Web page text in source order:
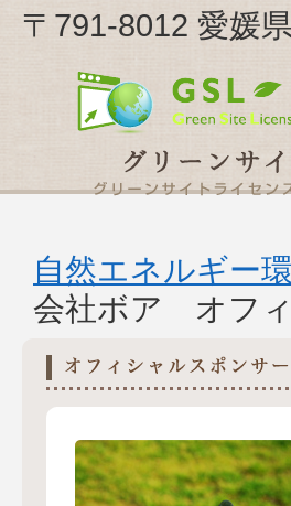
〒791-8012 愛媛
自然エネルギー
会社ボア オフ